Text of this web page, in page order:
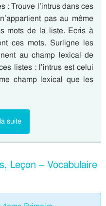
: Trouve l’intrus dans ces
pas au même
mots de la liste. Ecris à
ces mots. Surligne les
au champ lexical de
listes : l’intrus est celui
champ lexical que les
suite
Leçon – Vocabulaire